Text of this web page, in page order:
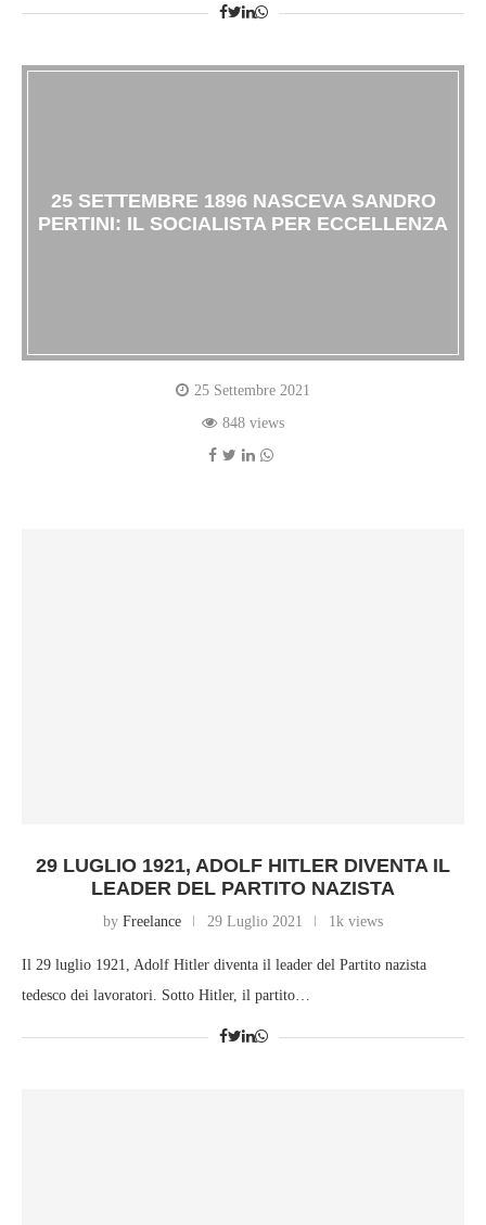
25 SETTEMBRE 1896 NASCEVA SANDRO
PERTINI: IL SOCIALISTA PER ECCELLENZA
25 Settembre 2021
848 views
29 LUGLIO 1921, ADOLF HITLER DIVENTA IL
LEADER DEL PARTITO NAZISTA
by Freelance 29 Luglio 2021 1k views
Il 29 luglio 1921, Adolf Hitler diventa il leader del Partito nazista
tedesco dei lavoratori. Sotto Hitler, il partito…